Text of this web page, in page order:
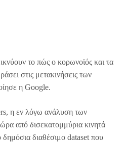
το πώς ο κορωνοϊός και τα
στις μετακινήσεις των
η Google.
η εν λόγω ανάλυση των
από δισεκατομμύρια κινητά
δημόσια διαθέσιμο dataset που